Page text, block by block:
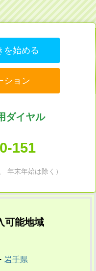
を始める
ション
ダイヤル
151
年末年始は除く）
可能地域
・ 岩手県